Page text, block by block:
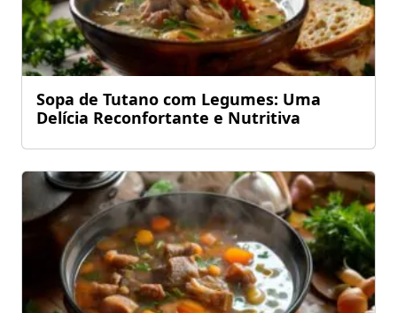
Sopa de Tutano com Legumes: Uma
Delícia Reconfortante e Nutritiva